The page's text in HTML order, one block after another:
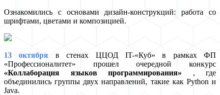
Ознакомились с основами дизайн-конструкций: работа со
шрифтами, цветами и композицией.
13 октября в стенах ЦЦОД IT-«Куб» в рамках ФП
«Профессионалитет» прошел очередной конкурс
«Коллаборация языков программирования» , где
объединились группы двух направлений, такие как Python и
Java.